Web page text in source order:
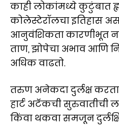
काही लोकांमध्ये कुटुंबात
कोलेस्टेरॉलचा इतिहास
आनुवंशिकता कारणीभूत
ताण, झोपेचा अभाव आणि
अधिक वाढतो.
तरुण अनेकदा दुर्लक्ष
हार्ट अटॅकची सुरुवातीची
किंवा थकवा समजून